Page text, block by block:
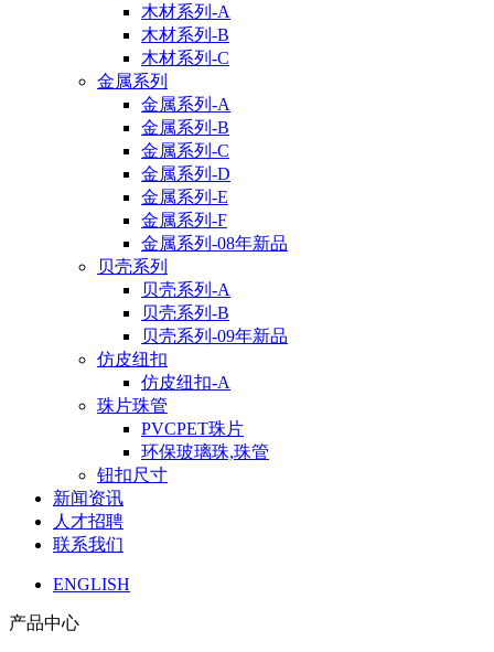
木材系列-A
木材系列-B
木材系列-C
金属系列
金属系列-A
金属系列-B
金属系列-C
金属系列-D
金属系列-E
金属系列-F
金属系列-08年新品
贝壳系列
贝壳系列-A
贝壳系列-B
贝壳系列-09年新品
仿皮纽扣
仿皮纽扣-A
珠片珠管
PVCPET珠片
环保玻璃珠,珠管
钮扣尺寸
新闻资讯
人才招聘
联系我们
ENGLISH
产品中心